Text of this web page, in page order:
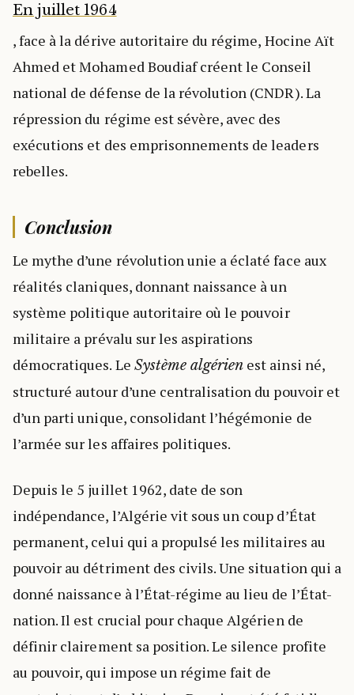
En juillet 1964
, face à la dérive autoritaire du régime, Hocine Aït
Ahmed et Mohamed Boudiaf créent le Conseil
national de défense de la révolution (CNDR). La
répression du régime est sévère, avec des
exécutions et des emprisonnements de leaders
rebelles.
Conclusion
Le mythe d’une révolution unie a éclaté face aux
réalités claniques, donnant naissance à un
système politique autoritaire où le pouvoir
militaire a prévalu sur les aspirations
démocratiques. Le Système algérien est ainsi né,
structuré autour d’une centralisation du pouvoir et
d’un parti unique, consolidant l’hégémonie de
l’armée sur les affaires politiques.
Depuis le 5 juillet 1962, date de son
indépendance, l’Algérie vit sous un coup d’État
permanent, celui qui a propulsé les militaires au
pouvoir au détriment des civils. Une situation qui a
donné naissance à l’État-régime au lieu de l’État-
nation. Il est crucial pour chaque Algérien de
définir clairement sa position. Le silence profite
au pouvoir, qui impose un régime fait de